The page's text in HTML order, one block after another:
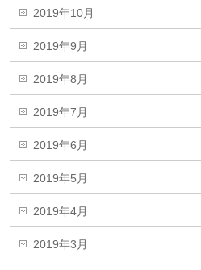
2019年10月
2019年9月
2019年8月
2019年7月
2019年6月
2019年5月
2019年4月
2019年3月